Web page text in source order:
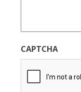
CAPTCHA